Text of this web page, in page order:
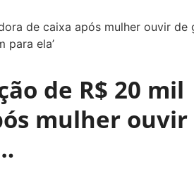
de R$ 20 mil
mulher ouvir